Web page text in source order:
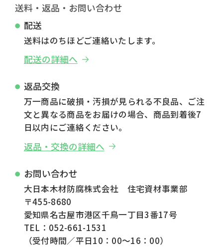
送料・返品・お問い合わせ
配送
送料はのちほどご連絡いたします。
配送の詳細へ
返品交換
万一商品に破損・汚損が見られる不良品、ご注
文と異なる商品をお届けの場合、商品到着後7
日以内にご連絡ください。
返品・交換の詳細へ
お問い合わせ
大日本木材防腐株式会社 住宅資材事業部
〒455-8680
愛知県名古屋市港区千鳥一丁目3番17号
TEL：052-661-1531
（受付時間／平日10：00～16：00）